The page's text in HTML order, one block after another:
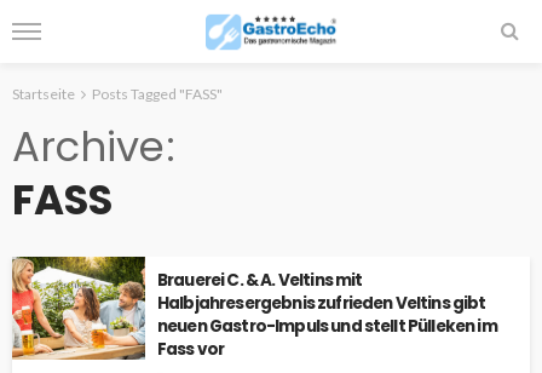
Startseite Posts Tagged "FASS"
Archive
FASS
Brauerei C. & A. Veltins mit
Halbjahresergebnis zufrieden Veltins gibt
neuen Gastro-Impuls und stellt Pülleken im
Fass vor